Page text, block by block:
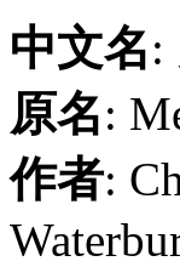
中文名:
原名:
作者: